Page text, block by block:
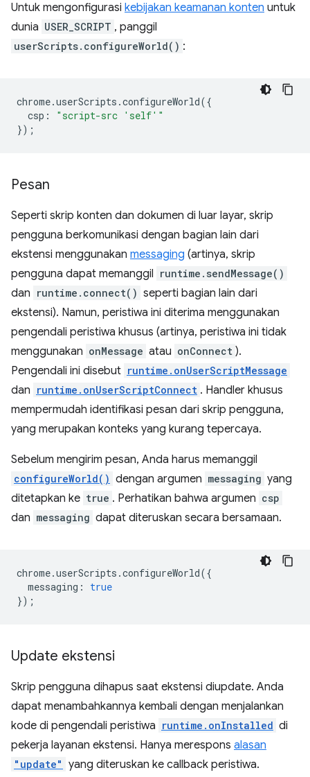
Untuk mengonfigurasi kebijakan keamanan konten untuk
dunia USER_SCRIPT , panggil
userScripts.configureWorld() :
chrome.userScripts .configureWorld({
csp :
"script-src 'self'"
});
Pesan
Seperti skrip konten dan dokumen di luar layar, skrip
pengguna berkomunikasi dengan bagian lain dari
ekstensi menggunakan messaging (artinya, skrip
pengguna dapat memanggil runtime.sendMessage()
dan runtime.connect() seperti bagian lain dari
ekstensi). Namun, peristiwa ini diterima menggunakan
pengendali peristiwa khusus (artinya, peristiwa ini tidak
menggunakan onMessage atau onConnect ).
Pengendali ini disebut runtime.onUserScriptMessage
dan runtime.onUserScriptConnect . Handler khusus
mempermudah identifikasi pesan dari skrip pengguna,
yang merupakan konteks yang kurang tepercaya.
Sebelum mengirim pesan, Anda harus memanggil
configureWorld() dengan argumen messaging yang
ditetapkan ke true . Perhatikan bahwa argumen csp
dan messaging dapat diteruskan secara bersamaan.
chrome.userScripts .configureWorld({
messaging :
true
});
Update ekstensi
Skrip pengguna dihapus saat ekstensi diupdate. Anda
dapat menambahkannya kembali dengan menjalankan
kode di pengendali peristiwa runtime.onInstalled di
pekerja layanan ekstensi. Hanya merespons alasan
"update" yang diteruskan ke callback peristiwa.